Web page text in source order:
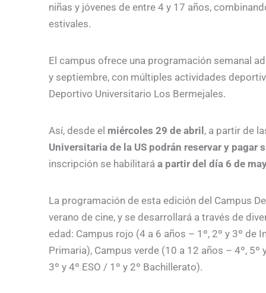
niñas y jóvenes de entre 4 y 17 años,
estivales.
El campus ofrece una programación semanal
y septiembre, con múltiples actividades
Deportivo Universitario Los Bermejales.
Así, desde el miércoles 29 de abril, a partir de
Universitaria de la US podrán reservar y pagar
inscripción se habilitará a partir del día 6 de
La programación de esta edición del Campus
verano de cine, y se desarrollará a través de
edad: Campus rojo (4 a 6 años – 1º, 2º y 3º de
Primaria), Campus verde (10 a 12 años – 4º,
3º y 4º ESO / 1º y 2º Bachillerato).